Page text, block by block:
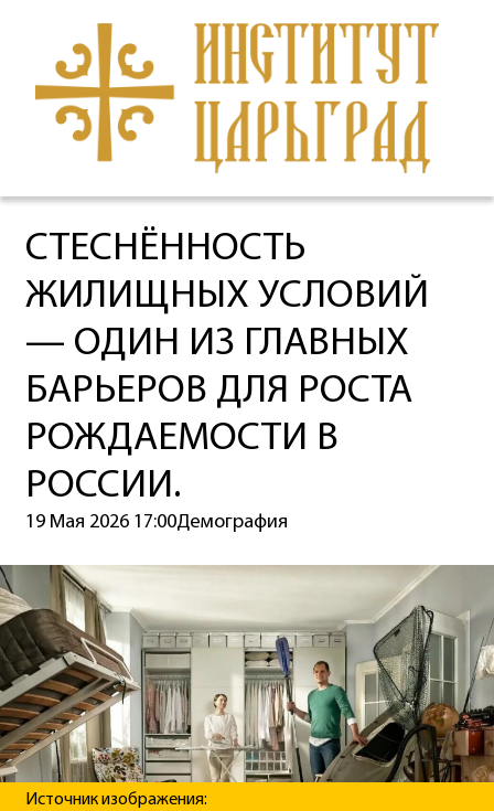
СТЕСНЁННОСТЬ
ЖИЛИЩНЫХ УСЛОВИЙ
— ОДИН ИЗ ГЛАВНЫХ
БАРЬЕРОВ ДЛЯ РОСТА
РОЖДАЕМОСТИ В
РОССИИ.
19 Мая 2026 17:00Демография
Источник изображения: